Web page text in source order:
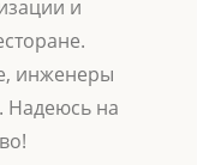
и
инженеры
Надеюсь на